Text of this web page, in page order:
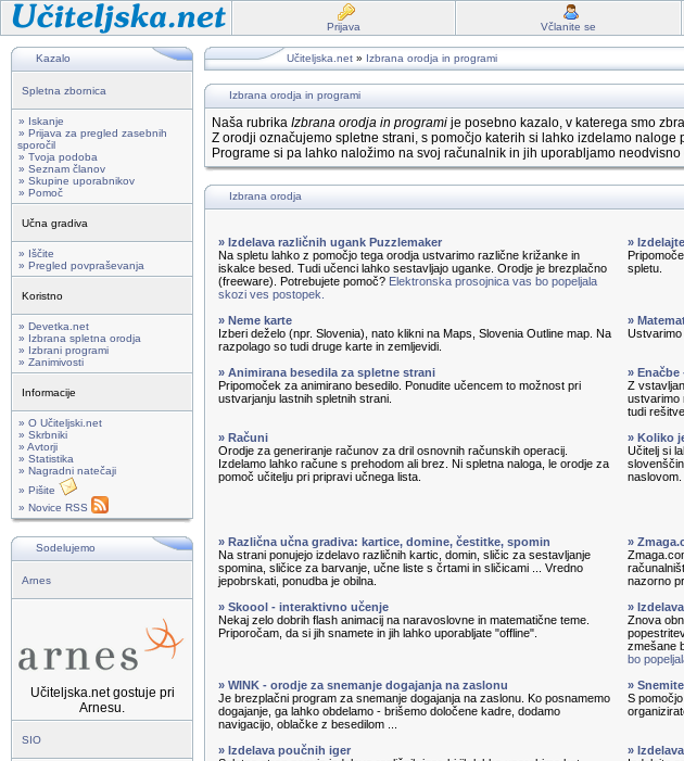
Prijava Včlanite se
Kazalo
Spletna zbornica
» Iskanje
» Prijava za pregled zasebnih
sporočil
» Tvoja podoba
» Seznam članov
» Skupine uporabnikov
» Pomoč
Učna gradiva
» Iščite
» Pregled povpraševanja
Koristno
» Devetka.net
» Izbrana spletna orodja
» Izbrani programi
» Zanimivosti
Informacije
» O Učiteljski.net
» Skrbniki
» Avtorji
» Statistika
» Nagradni natečaji
» Pišite
» Novice RSS
Sodelujemo
Arnes
Učiteljska.net gostuje pri
Arnesu.
SIO
Učiteljska.net » Izbrana orodja in programi
Izbrana orodja in programi
Naša rubrika Izbrana orodja in programi je posebno kazalo, v katerega smo
Z orodji označujemo spletne strani, s pomočjo katerih si lahko izdelamo
Programe si pa lahko naložimo na svoj računalnik in jih uporabljamo
Izbrana orodja
» Izdelava različnih ugank Puzzlemaker
Na spletu lahko z pomočjo tega orodja ustvarimo različne križanke in
iskalce besed. Tudi učenci lahko sestavljajo uganke. Orodje je brezplačno
(freeware). Potrebujete pomoč? Elektronska prosojnica vas bo popeljala
skozi ves postopek.
»
spletu.
» Neme karte
Izberi deželo (npr. Slovenia), nato klikni na Maps, Slovenia Outline map. Na
razpolago so tudi druge karte in zemljevidi.
»
Ustvarimo
» Animirana besedila za spletne strani
Pripomoček za animirano besedilo. Ponudite učencem to možnost pri
ustvarjanju lastnih spletnih strani.
»
Z
ustvarimo
tudi rešitve.
» Računi
Orodje za generiranje računov za dril osnovnih računskih operacij.
Izdelamo lahko račune s prehodom ali brez. Ni spletna naloga, le orodje za
pomoč učitelju pri pripravi učnega lista.
» Koliko
Učitelj si
naslovom.
» Različna učna gradiva: kartice, domine, čestitke, spomin
Na strani ponujejo izdelavo različnih kartic, domin, sličic za sestavljanje
spomina, sličice za barvanje, učne liste s črtami in sličicami ... Vredno
jepobrskati, ponudba je obilna.
»
nazorno
» Skoool - interaktivno učenje
Nekaj zelo dobrih flash animacij na naravoslovne in matematične teme.
Priporočam, da si jih snamete in jih lahko uporabljate "offline".
»
Znova
zmešane
bo
» WINK - orodje za snemanje dogajanja na zaslonu
Je brezplačni program za snemanje dogajanja na zaslonu. Ko posnamemo
dogajanje, ga lahko obdelamo - brišemo določene kadre, dodamo
navigacijo, oblačke z besedilom ...
»
S
» Izdelava poučnih iger
»